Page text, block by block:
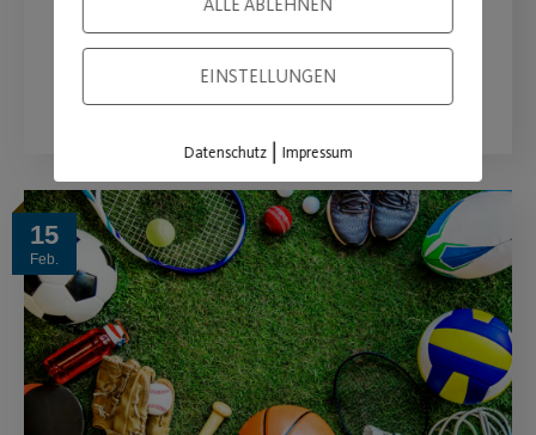
WEITERLESEN
15
Feb.
ALLE ABLEHNEN
EINSTELLUNGEN
Datenschutz| Impressum